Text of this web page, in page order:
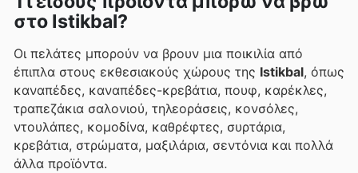
στο Istikbal?
Οι πελάτες μπορούν να βρουν μια ποικιλία από
έπιπλα στους εκθεσιακούς χώρους της Istikbal, όπως
καναπέδες, καναπέδες-κρεβάτια, πουφ, καρέκλες,
τραπεζάκια σαλονιού, τηλεοράσεις, κονσόλες,
ντουλάπες, κομοδίνα, καθρέφτες, συρτάρια,
κρεβάτια, στρώματα, μαξιλάρια, σεντόνια και πολλά
άλλα προϊόντα.